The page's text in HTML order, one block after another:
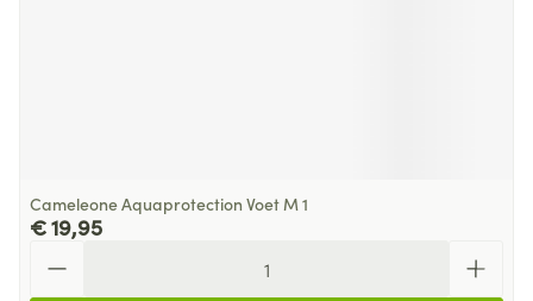
Cameleone Aquaprotection Voet M 1
€ 19,95